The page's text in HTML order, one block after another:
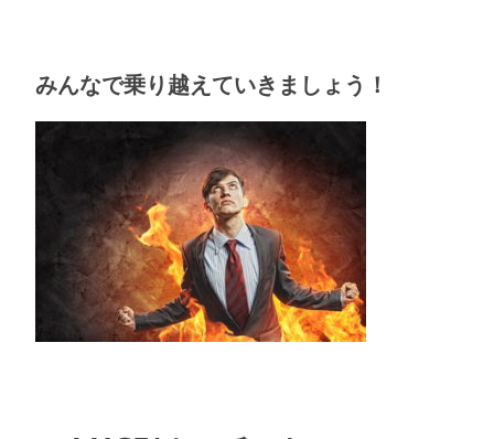
みんなで乗り越えていきましょう！